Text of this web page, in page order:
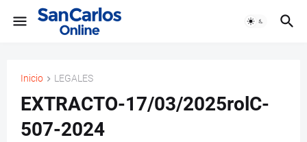
Inicio LEGALES
EXTRACTO-17/03/2025rolC-
507-2024